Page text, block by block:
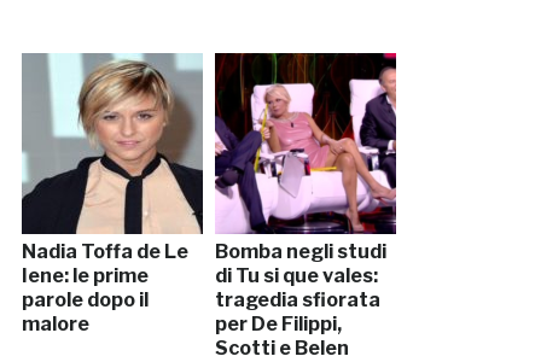
Nadia Toffa de Le
Iene: le prime
parole dopo il
malore
Bomba negli studi
di Tu si que vales:
tragedia sfiorata
per De Filippi,
Scotti e Belen